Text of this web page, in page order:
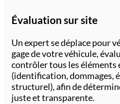
Évaluation sur site
Un expert se déplace pour
gage de votre véhicule,
contrôler tous les éléments
(identification, dommages,
structurel), afin de
juste et transparente.